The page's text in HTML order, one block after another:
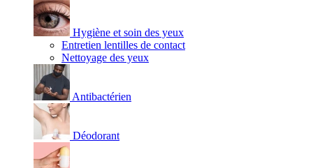
Hygiène et soin des yeux
Entretien lentilles de contact
Nettoyage des yeux
Antibactérien
Déodorant